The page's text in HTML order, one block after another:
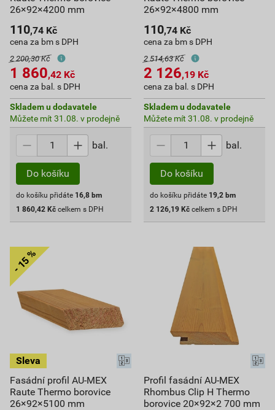
26×92×4200 mm
110,74 Kč
cena za bm s DPH
2 200,30 Kč
1 860,42 Kč
cena za bal. s DPH
Skladem u dodavatele
Můžete mít 31.08. v prodejně
bal.
Do košíku
do košíku přidáte 16,8 bm
1 860,42 Kč celkem s DPH
26×92×4800 mm
110,74 Kč
cena za bm s DPH
2 514,63 Kč
2 126,19 Kč
cena za bal. s DPH
Skladem u dodavatele
Můžete mít 31.08. v prodejně
bal.
Do košíku
do košíku přidáte 19,2 bm
2 126,19 Kč celkem s DPH
Fasádní profil AU-MEX
Raute Thermo borovice
26×92×5100 mm
Profil fasádní AU-MEX
Rhombus Clip H Thermo
borovice 20×92×2 700 mm